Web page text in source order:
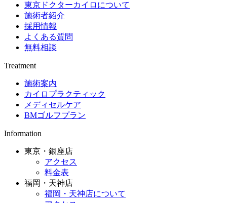
東京ドクターカイロについて
施術者紹介
採用情報
よくある質問
無料相談
Treatment
施術案内
カイロプラクティック
メディセルケア
BMゴルフプラン
Information
東京・銀座店
アクセス
料金表
福岡・天神店
福岡・天神店について